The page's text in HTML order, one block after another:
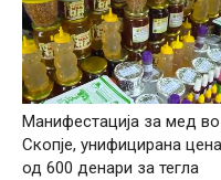
Манифестација за мед во
Скопје, унифицирана цена
од 600 денари за тегла